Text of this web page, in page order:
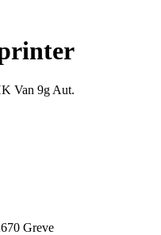
Van 9g Aut.
Greve